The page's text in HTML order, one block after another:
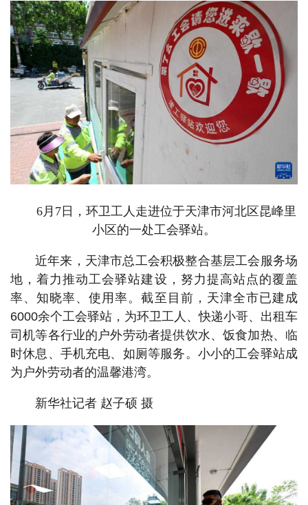
6月7日，环卫工人走进位于天津市河北区昆峰里
小区的一处工会驿站。
近年来，天津市总工会积极整合基层工会服务场
地，着力推动工会驿站建设，努力提高站点的覆盖
率、知晓率、使用率。截至目前，天津全市已建成
6000余个工会驿站，为环卫工人、快递小哥、出租车
司机等各行业的户外劳动者提供饮水、饭食加热、临
时休息、手机充电、如厕等服务。小小的工会驿站成
为户外劳动者的温馨港湾。
新华社记者 赵子硕 摄